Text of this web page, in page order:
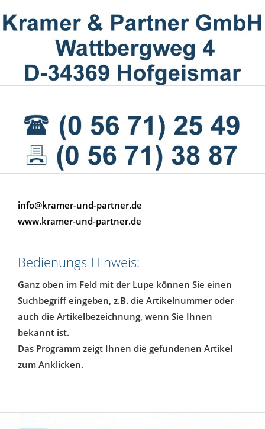
info@kramer-und-partner.de
www.kramer-und-partner.de
Bedienungs-Hinweis:
Ganz oben im Feld mit der Lupe können Sie einen
Suchbegriff eingeben, z.B. die Artikelnummer oder
auch die Artikelbezeichnung, wenn Sie Ihnen
bekannt ist.
Das Programm zeigt Ihnen die gefundenen Artikel
zum Anklicken.